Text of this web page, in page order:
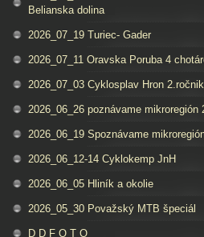
Belianska dolina
2026_07_19 Turiec- Gader
2026_07_11 Oravska Poruba 4
2026_07_03 Cyklosplav Hron 2.ročnik
2026_06_26 poznávame mikroregión
2026_06_19 Spoznávame
2026_06_12-14 Cyklokemp JnH
2026_06_05 Hliník a okolie
2026_05_30 Považský MTB špeciál
D D F O T O